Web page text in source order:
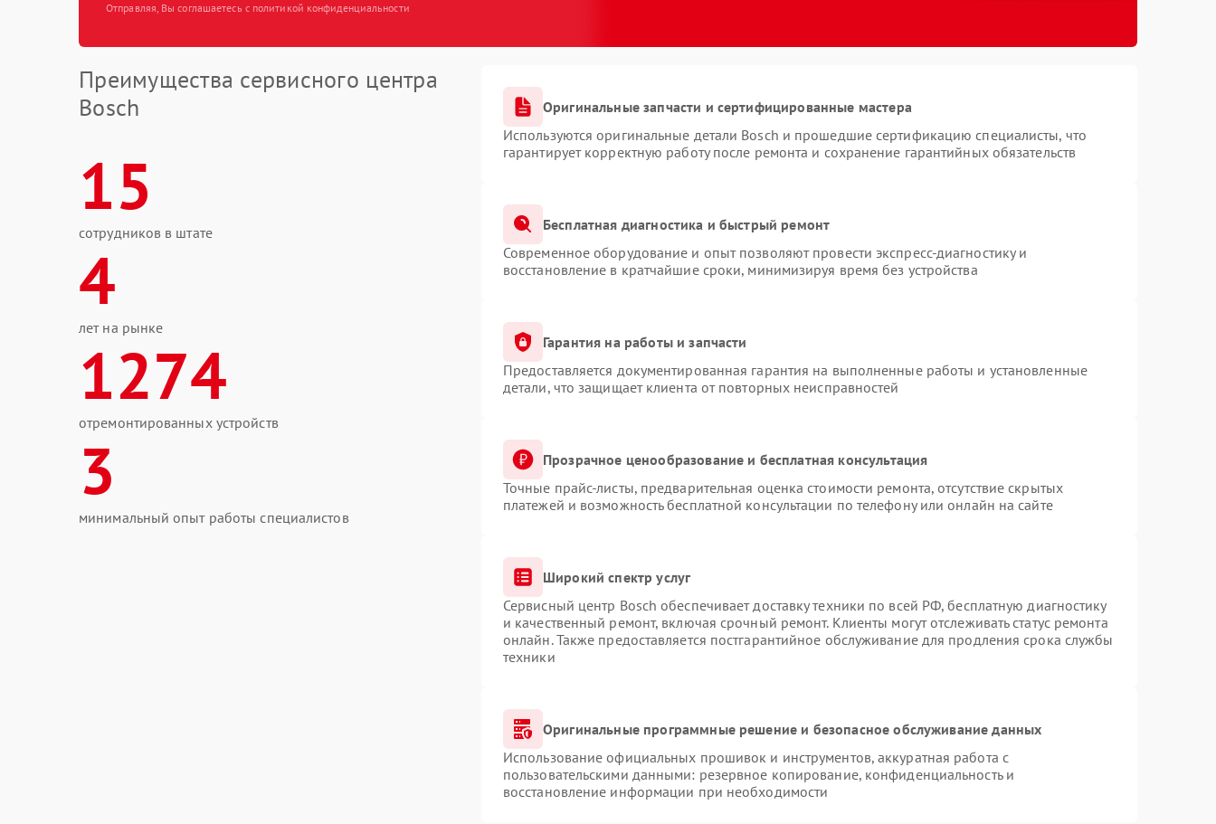
Отправляя, Вы соглашаетесь с политикой конфиденциальности
Преимущества сервисного центра
Bosch
15
сотрудников в штате
4
лет на рынке
1274
отремонтированных устройств
3
минимальный опыт работы специалистов
Оригинальные запчасти и сертифицированные мастера
Используются оригинальные детали Bosch и прошедшие сертификацию специалисты, что
гарантирует корректную работу после ремонта и сохранение гарантийных обязательств
Бесплатная диагностика и быстрый ремонт
Современное оборудование и опыт позволяют провести экспресс-диагностику и
восстановление в кратчайшие сроки, минимизируя время без устройства
Гарантия на работы и запчасти
Предоставляется документированная гарантия на выполненные работы и установленные
детали, что защищает клиента от повторных неисправностей
Прозрачное ценообразование и бесплатная консультация
Точные прайс-листы, предварительная оценка стоимости ремонта, отсутствие скрытых
платежей и возможность бесплатной консультации по телефону или онлайн на сайте
Широкий спектр услуг
Сервисный центр Bosch обеспечивает доставку техники по всей РФ, бесплатную диагностику
и качественный ремонт, включая срочный ремонт. Клиенты могут отслеживать статус ремонта
онлайн. Также предоставляется постгарантийное обслуживание для продления срока службы
техники
Оригинальные программные решение и безопасное обслуживание данных
Использование официальных прошивок и инструментов, аккуратная работа с
пользовательскими данными: резервное копирование, конфиденциальность и
восстановление информации при необходимости